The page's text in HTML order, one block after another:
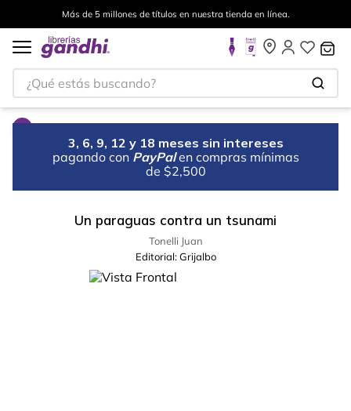
Más de 5 millones de títulos en nuestra tienda en línea.
¿Qué estás buscando?
3, 6, 9, 12 y 18 meses sin intereses
pagando con PayPal en compras mínimas
de $2,500
Un paraguas contra un tsunami
Tonelli Juan
Editorial: Grijalbo